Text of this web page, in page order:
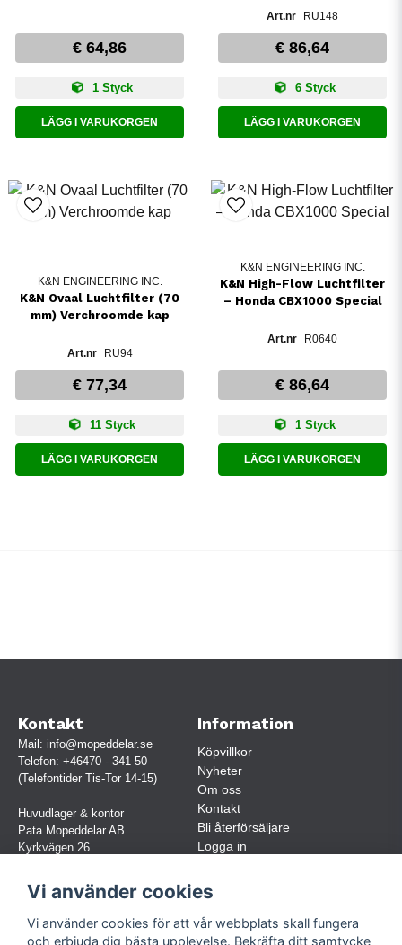
€ 64,86
1 Styck
LÄGG I VARUKORGEN
RU148
€ 86,64
6 Styck
LÄGG I VARUKORGEN
K&N ENGINEERING INC.
K&N Ovaal Luchtfilter (70
mm) Verchroomde kap
RU94
€ 77,34
11 Styck
LÄGG I VARUKORGEN
K&N ENGINEERING INC.
K&N High-Flow Luchtfilter
– Honda CBX1000 Special
R0640
€ 86,64
1 Styck
LÄGG I VARUKORGEN
Kontakt
Mail: info@mopeddelar.se
Telefon: +46470 - 341 50
(Telefontider Tis-Tor 14-15)
Huvudlager & kontor
Pata Mopeddelar AB
Kyrkvägen 26
(OBS. Endast förbokade besök)
Org.nr:
559030-5248
Jur. namn: Pata Mopeddelar AB
Information
Köpvillkor
Nyheter
Om oss
Kontakt
Bli återförsäljare
Logga in
Vi använder cookies
Vi använder cookies för att vår webbplats skall fungera
och erbjuda dig bästa upplevelse. Bekräfta ditt samtycke